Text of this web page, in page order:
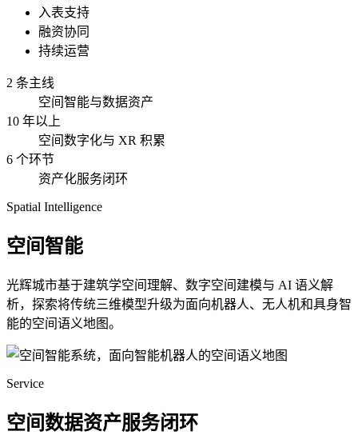
入表支持
融资协同
持续运营
2 条主线
空间智能与数据资产
10 年以上
空间数字化与 XR 积累
6 个环节
资产化服务闭环
Spatial Intelligence
空间智能
光辉城市基于建筑学空间理解、数字空间建模与 AI 语义解
析，探索将传统三维模型升级为面向机器人、无人机和具身智
能的空间语义地图。
Service
空间数据资产服务闭环